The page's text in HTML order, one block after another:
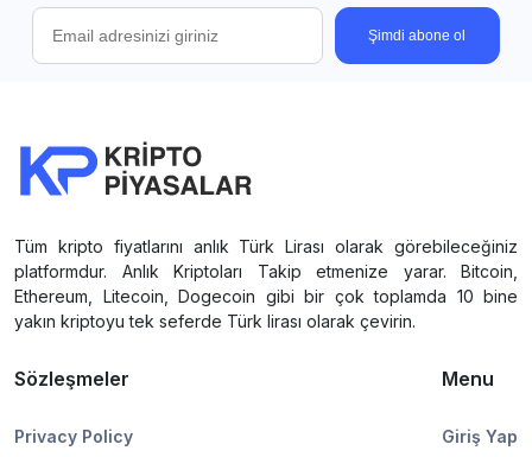
Şimdi abone ol
Tüm kripto fiyatlarını anlık Türk Lirası olarak görebileceğiniz
platformdur. Anlık Kriptoları Takip etmenize yarar. Bitcoin,
Ethereum, Litecoin, Dogecoin gibi bir çok toplamda 10 bine
yakın kriptoyu tek seferde Türk lirası olarak çevirin.
Sözleşmeler
Privacy Policy
Menu
Giriş Yap